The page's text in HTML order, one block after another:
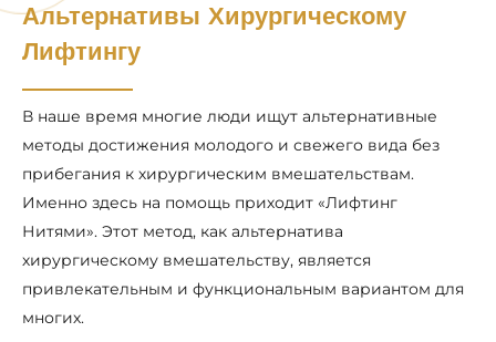
Альтернативы Хирургическому
Лифтингу
В наше время многие люди ищут альтернативные
методы достижения молодого и свежего вида без
прибегания к хирургическим вмешательствам.
Именно здесь на помощь приходит «Лифтинг
Нитями». Этот метод, как альтернатива
хирургическому вмешательству, является
привлекательным и функциональным вариантом для
многих.